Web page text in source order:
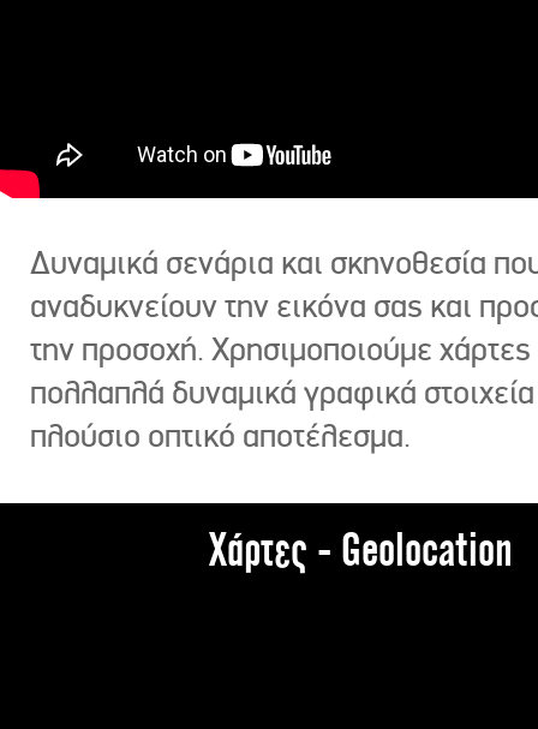
Δυναμικά σενάρια και σκηνοθεσία
αναδυκνείουν την εικόνα σας και
την προσοχή. Χρησιμοποιούμε χάρτες
πολλαπλά δυναμικά γραφικά στοιχεία
πλούσιο οπτικό αποτέλεσμα.
Χάρτες - Geolocation